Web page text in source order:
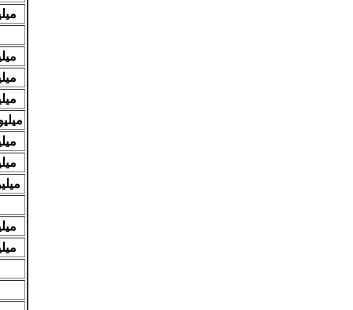
33
29
34
49
107 میلیون
11
12
۲۴ میلیون
22
38